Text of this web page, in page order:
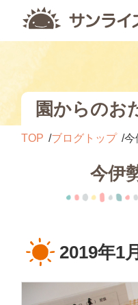
園からのお
TOP ブログトップ 今
今伊
2019年1月